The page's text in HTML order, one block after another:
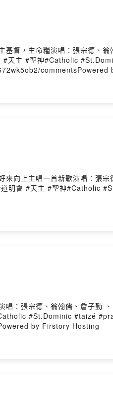
督，生命糧演唱：張宗德、
#天主 #聖神#Catholic
向上主唱一首新歌演唱：張
道明會 #天主 #聖神#Catholic
：張宗德、翁翰儒、詹子勤
#St.Dominic #taizé
by Firstory Hosting